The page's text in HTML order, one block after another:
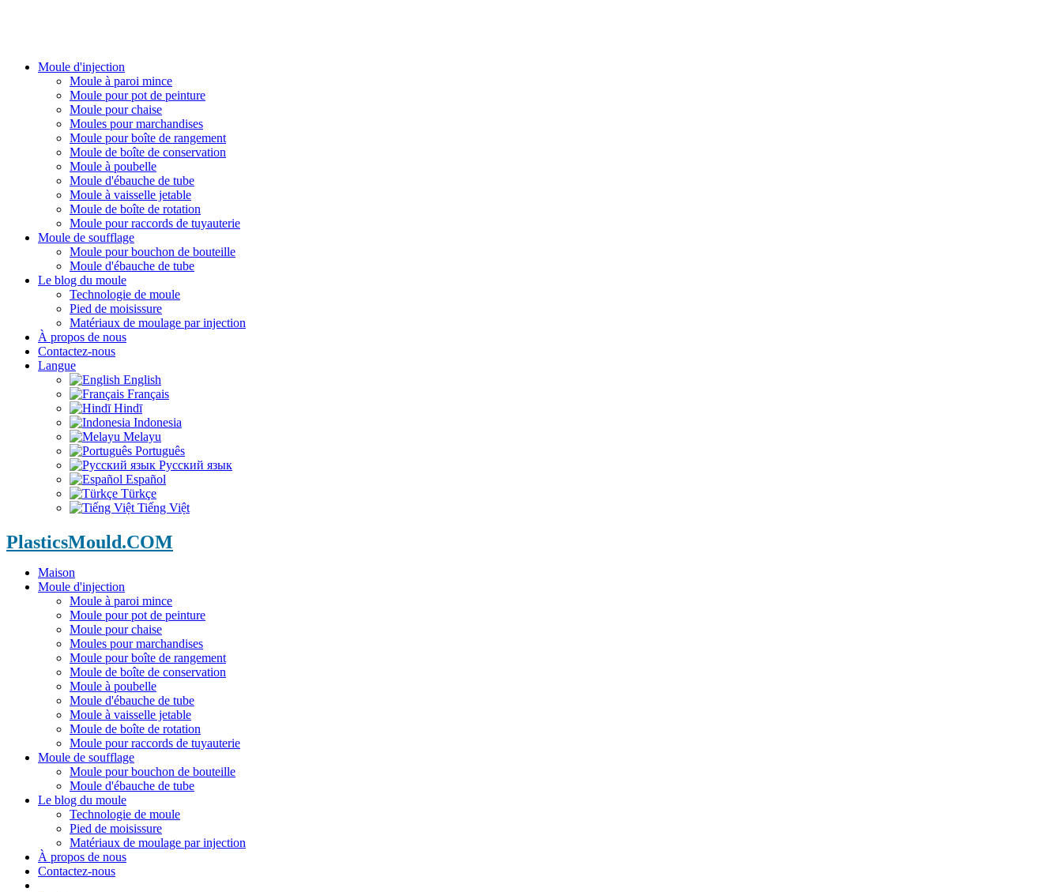
Moule d'injection
Moule à paroi mince
Moule pour pot de peinture
Moule pour chaise
Moules pour marchandises
Moule pour boîte de rangement
Moule de boîte de conservation
Moule à poubelle
Moule d'ébauche de tube
Moule à vaisselle jetable
Moule de boîte de rotation
Moule pour raccords de tuyauterie
Moule de soufflage
Moule pour bouchon de bouteille
Moule d'ébauche de tube
Le blog du moule
Technologie de moule
Pied de moisissure
Matériaux de moulage par injection
À propos de nous
Contactez-nous
Langue
English
Français
Hindī
Indonesia
Melayu
Português
Русский язык
Español
Türkçe
Tiếng Việt
PlasticsMould.COM
Maison
Moule d'injection
Moule à paroi mince
Moule pour pot de peinture
Moule pour chaise
Moules pour marchandises
Moule pour boîte de rangement
Moule de boîte de conservation
Moule à poubelle
Moule d'ébauche de tube
Moule à vaisselle jetable
Moule de boîte de rotation
Moule pour raccords de tuyauterie
Moule de soufflage
Moule pour bouchon de bouteille
Moule d'ébauche de tube
Le blog du moule
Technologie de moule
Pied de moisissure
Matériaux de moulage par injection
À propos de nous
Contactez-nous